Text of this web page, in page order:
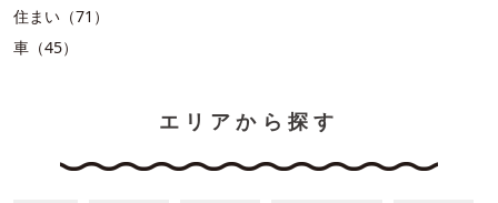
住まい（71）
車（45）
エリアから探す